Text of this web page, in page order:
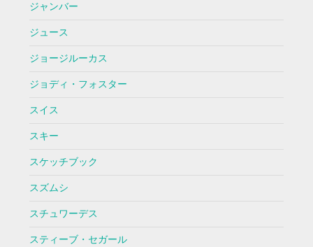
ジャンバー
ジュース
ジョージルーカス
ジョディ・フォスター
スイス
スキー
スケッチブック
スズムシ
スチュワーデス
スティーブ・セガール